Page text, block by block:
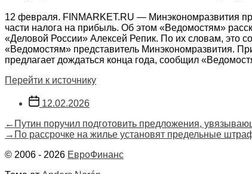
12 февраля. FINMARKET.RU — Минэкономразвития
части налога на прибыль. Об этом «Ведомостям»
«Деловой России» Алексей Репик. По их словам, это
«Ведомостям» представитель Минэкономразвития.
предлагает дождаться конца года, сообщил
Перейти к источнику
Дата
записи
12.02.2026
Навигация
по
записям
← Предыдущая
запись:
Путин поручил подготовить предложения,
→ Следующая
По рассрочке на жилье установят предельные
© 2006 - 2026 ЕвроФинанс